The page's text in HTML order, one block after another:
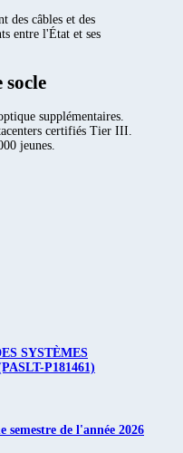
des câbles et des
entre l'État et ses
supplémentaires.
certifiés Tier III.
jeunes.
SYSTÈMES
P181461)
semestre de l'année 2026